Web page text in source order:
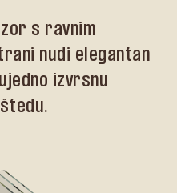
s ravnim
nudi elegantan
izvrsnu